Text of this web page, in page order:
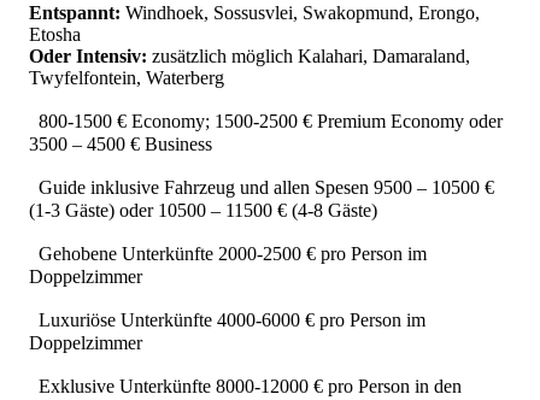
Entspannt: Windhoek, Sossusvlei, Swakopmund, Erongo,
Etosha
Oder Intensiv: zusätzlich möglich Kalahari, Damaraland,
Twyfelfontein, Waterberg
800-1500 € Economy; 1500-2500 € Premium Economy oder
3500 – 4500 € Business
Guide inklusive Fahrzeug und allen Spesen 9500 – 10500 €
(1-3 Gäste) oder 10500 – 11500 € (4-8 Gäste)
Gehobene Unterkünfte 2000-2500 € pro Person im
Doppelzimmer
Luxuriöse Unterkünfte 4000-6000 € pro Person im
Doppelzimmer
Exklusive Unterkünfte 8000-12000 € pro Person in den